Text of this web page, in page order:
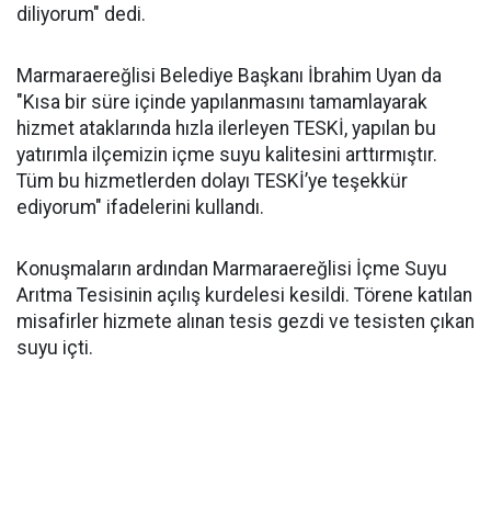
diliyorum" dedi.
Marmaraereğlisi Belediye Başkanı İbrahim Uyan da
"Kısa bir süre içinde yapılanmasını tamamlayarak
hizmet ataklarında hızla ilerleyen TESKİ, yapılan bu
yatırımla ilçemizin içme suyu kalitesini arttırmıştır.
Tüm bu hizmetlerden dolayı TESKİ’ye teşekkür
ediyorum" ifadelerini kullandı.
Konuşmaların ardından Marmaraereğlisi İçme Suyu
Arıtma Tesisinin açılış kurdelesi kesildi. Törene katılan
misafirler hizmete alınan tesis gezdi ve tesisten çıkan
suyu içti.